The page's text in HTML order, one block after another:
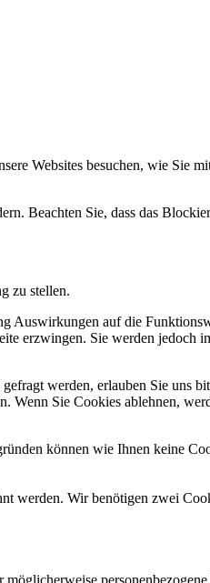
Websites besuchen, wie Sie
Beachten Sie, dass das
zu stellen.
Auswirkungen auf die
erzwingen. Sie werden jedoch
werden, erlauben Sie uns
Wenn Sie Cookies ablehnen,
können wie Ihnen keine
werden. Wir benötigen zwei